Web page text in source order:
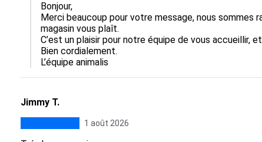
Bonjour,
Merci beaucoup pour votre message, nous sommes
magasin vous plaît.
C’est un plaisir pour notre équipe de vous accueillir,
Bien cordialement.
L’équipe animalis
Jimmy T.
1 août 2026